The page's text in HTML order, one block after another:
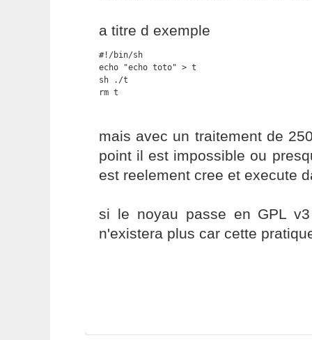
a titre d exemple
#!/bin/sh
echo "echo toto" > t
sh ./t
rm t
mais avec un traitement de
point il est impossible ou
est reelement cree et execute
si le noyau passe en GPL
n'existera plus car cette